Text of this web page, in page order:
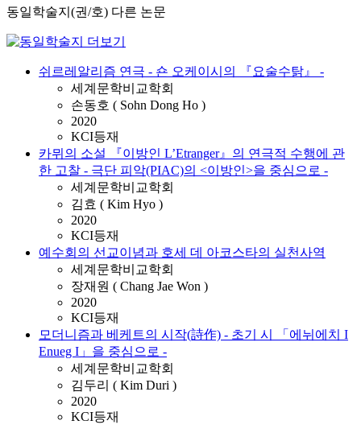
동일학술지(권/호) 다른 논문
쉬르레알리즘 연극 - 숀 오케이시의 『요술수탉』 -
세계문학비교학회
손동호 ( Sohn Dong Ho )
2020
KCI등재
카뮈의 소설 『이방인 L’Etranger』의 연극적 수행에 관
한 고찰 - 극단 피악(PIAC)의 <이방인>을 중심으로 -
세계문학비교학회
김효 ( Kim Hyo )
2020
KCI등재
예수회의 선교이념과 호세 데 아코스타의 실천사역
세계문학비교학회
장재원 ( Chang Jae Won )
2020
KCI등재
모더니즘과 베케트의 시작(詩作) - 초기 시 「에뉘에치 I
Enueg I」을 중심으로 -
세계문학비교학회
김두리 ( Kim Duri )
2020
KCI등재